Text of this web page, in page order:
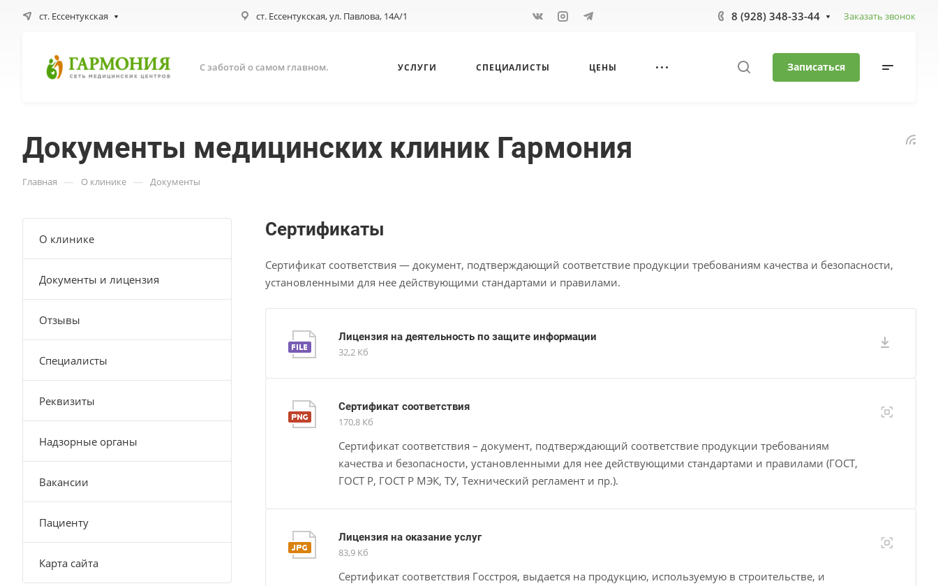
ст. Ессентукская ст. Ессентукская, ул. Павлова, 14А/1 8 (928) 348-33-44 Заказать звонок
С заботой о самом главном. УСЛУГИ СПЕЦИАЛИСТЫ ЦЕНЫ Записаться
Документы медицинских клиник Гармония
Главная — О клинике — Документы
Сертификаты
Сертификат соответствия — документ, подтверждающий соответствие продукции требованиям качества и безопасности,
установленными для нее действующими стандартами и правилами.
Лицензия на деятельность по защите информации
32,2 Кб
Сертификат соответствия
170,8 Кб
Сертификат соответствия – документ, подтверждающий соответствие продукции требованиям
качества и безопасности, установленными для нее действующими стандартами и правилами (ГОСТ,
ГОСТ Р, ГОСТ Р МЭК, ТУ, Технический регламент и пр.).
Лицензия на оказание услуг
83,9 Кб
Сертификат соответствия Госстроя, выдается на продукцию, используемую в строительстве, и
О клинике
Документы и лицензия
Отзывы
Специалисты
Реквизиты
Надзорные органы
Вакансии
Пациенту
Карта сайта